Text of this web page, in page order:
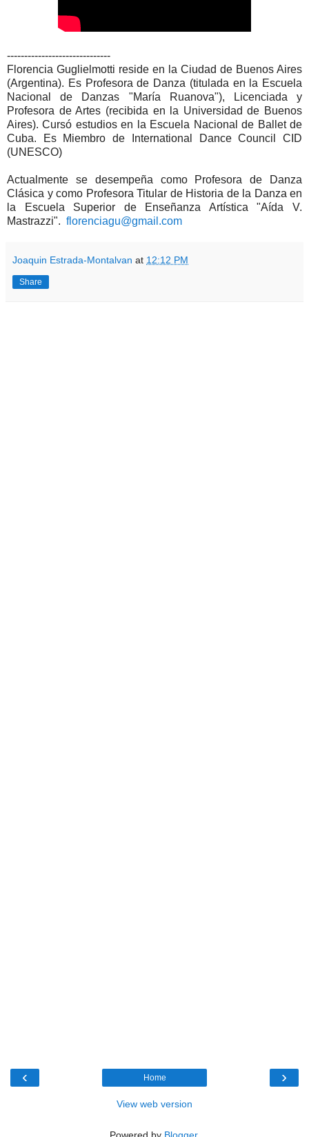
------------------------------
Florencia Guglielmotti reside en la Ciudad de Buenos Aires
(Argentina). Es Profesora de Danza (titulada en la Escuela
Nacional de Danzas "María Ruanova"), Licenciada y
Profesora de Artes (recibida en la Universidad de Buenos
Aires). Cursó estudios en la Escuela Nacional de Ballet de
Cuba. Es Miembro de International Dance Council CID
(UNESCO)
Actualmente se desempeña como Profesora de Danza
Clásica y como Profesora Titular de Historia de la Danza en
la Escuela Superior de Enseñanza Artística "Aída V.
Mastrazzi". florenciagu@gmail.com
Joaquin Estrada-Montalvan at 12:12 PM
Share
‹ ›
Home
View web version